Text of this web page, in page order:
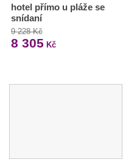
hotel přímo u pláže se
snídaní
9 228 Kč
8 305 Kč